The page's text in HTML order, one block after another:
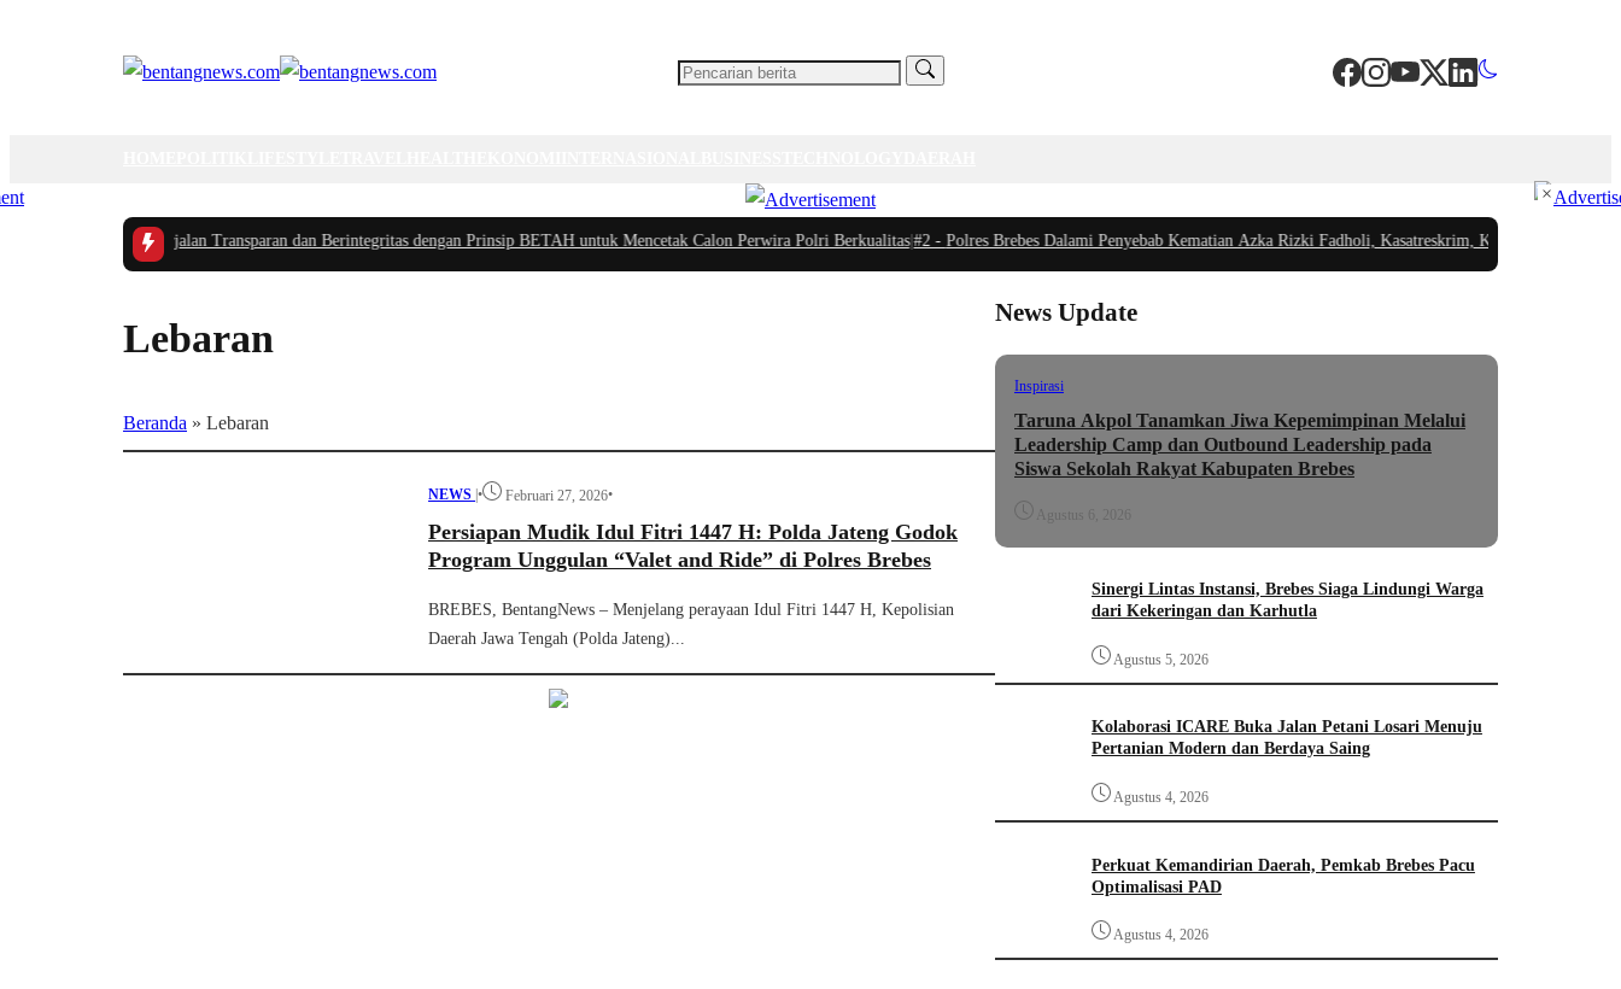
Akpol 2026 Berjalan Transparan dan Berintegritas dengan Prinsip BETAH untuk Mencetak Calon Perwira Polri Berkualitas|#2 -Polres Brebes Dalami Penyebab Kematian Azka Rizki Fadholi, Kasatreskrim, Kasus Tetap Berjalan
Lebaran
Beranda » Lebaran
NEWS |• Februari 27, 2026•
Persiapan Mudik Idul Fitri 1447 H: Polda Jateng Godok
Program Unggulan “Valet and Ride” di Polres Brebes
BREBES, BentangNews – Menjelang perayaan Idul Fitri 1447 H, Kepolisian
Daerah Jawa Tengah (Polda Jateng)...
News Update
Inspirasi
Taruna Akpol Tanamkan Jiwa Kepemimpinan Melalui
Leadership Camp dan Outbound Leadership pada
Siswa Sekolah Rakyat Kabupaten Brebes
Agustus 6, 2026
Sinergi Lintas Instansi, Brebes Siaga Lindungi Warga
dari Kekeringan dan Karhutla
Agustus 5, 2026
Kolaborasi ICARE Buka Jalan Petani Losari Menuju
Pertanian Modern dan Berdaya Saing
Agustus 4, 2026
Perkuat Kemandirian Daerah, Pemkab Brebes Pacu
Optimalisasi PAD
Agustus 4, 2026
×